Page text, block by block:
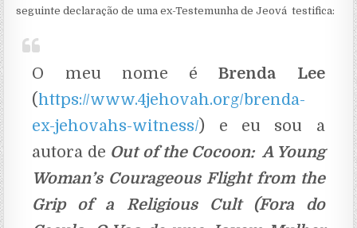
seguinte declaração de uma ex-Testemunha de Jeová testifica:
O meu nome éBrenda Lee
(https://www.4jehovah.org/brenda-
ex-jehovahs-witness/) e eu sou a
autora de Out of the Cocoon: A Young
Woman’s Courageous Flight from the
Grip of a Religious Cult (Fora do